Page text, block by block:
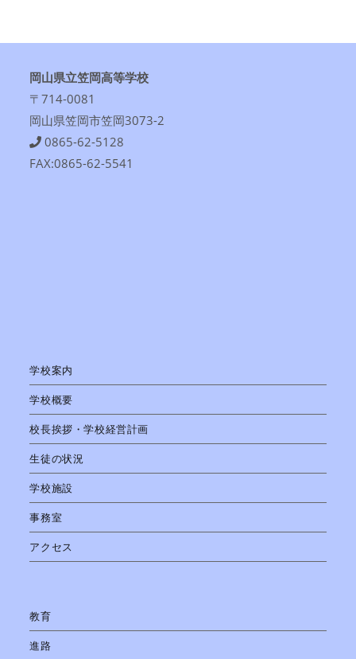
岡山県立笠岡高等学校
〒714-0081
岡山県笠岡市笠岡3073-2
0865-62-5128
FAX:0865-62-5541
学校案内
学校概要
校長挨拶・学校経営計画
生徒の状況
学校施設
事務室
アクセス
教育
進路